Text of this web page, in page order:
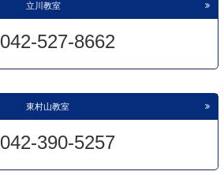
立川教室
042-527-8662
東村山教室
042-390-5257